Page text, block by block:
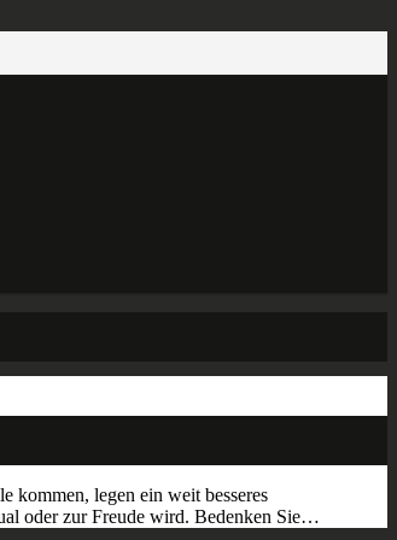
kommen, legen ein weit besseres
oder zur Freude wird. Bedenken Sie…